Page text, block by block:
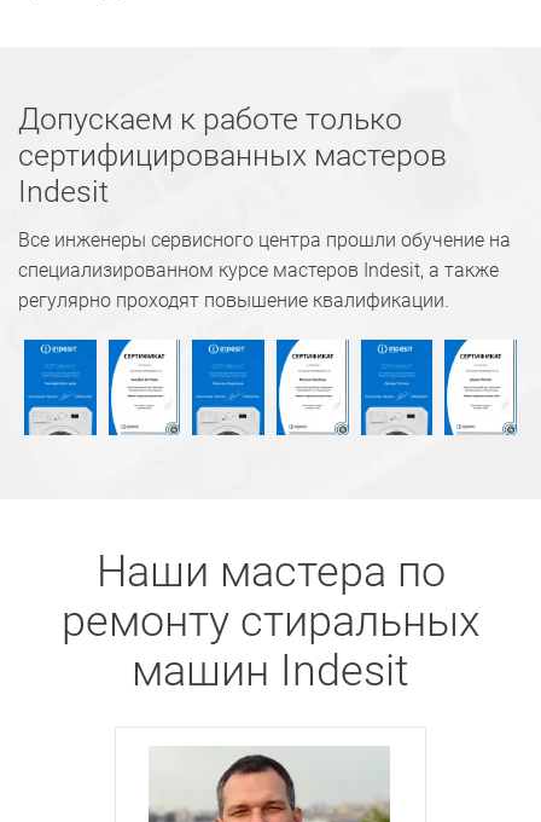
Допускаем к работе только
сертифицированных мастеров
Indesit
Все инженеры сервисного центра прошли обучение на
специализированном курсе мастеров Indesit, а также
регулярно проходят повышение квалификации.
Наши мастера по
ремонту стиральных
машин Indesit